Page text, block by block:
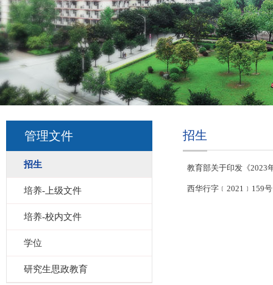
管理文件
招生
培养-上级文件
培养-校内文件
学位
研究生思政教育
招生
教育部关于印发《2023
西华行字﹝2021﹞159